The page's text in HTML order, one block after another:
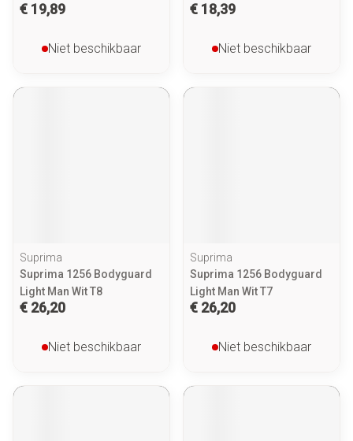
€ 19,89
Niet beschikbaar
€ 18,39
Niet beschikbaar
Suprima
Suprima 1256 Bodyguard
Light Man Wit T8
€ 26,20
Niet beschikbaar
Suprima
Suprima 1256 Bodyguard
Light Man Wit T7
€ 26,20
Niet beschikbaar